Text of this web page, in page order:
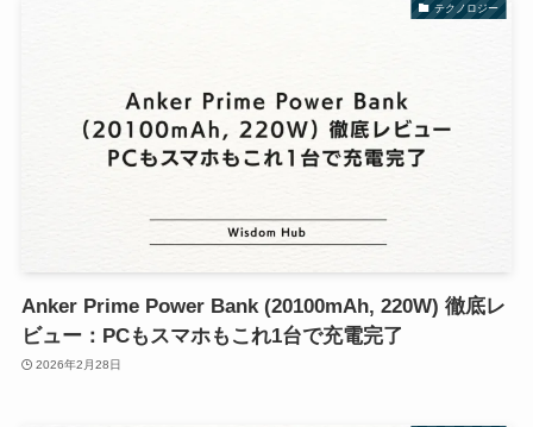
テクノロジー
Anker Prime Power Bank (20100mAh, 220W) 徹底レ
ビュー：PCもスマホもこれ1台で充電完了
2026年2月28日